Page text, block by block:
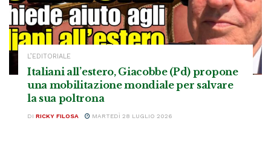
L’EDITORIALE
Italiani all’estero, Giacobbe (Pd) propone
una mobilitazione mondiale per salvare
la sua poltrona
DI RICKY FILOSA MARTEDÌ 28 LUGLIO 2026